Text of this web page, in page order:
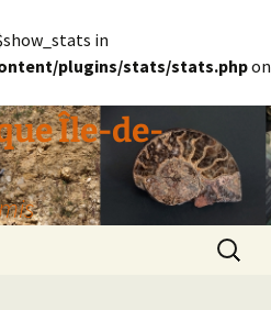
in
plugins/stats/stats.phpon
Île-de-